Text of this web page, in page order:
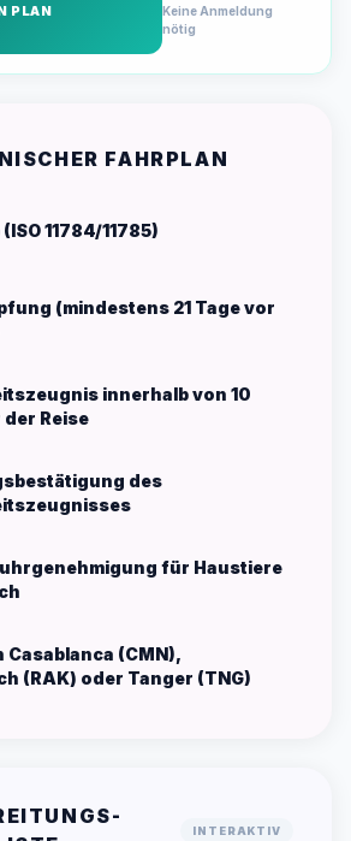
PLAN
Keine Anmeldung
nötig
FAHRPLAN
11784/11785)
(mindestens 21 Tage vor
innerhalb von 10
Reise
des
für Haustiere
(CMN),
(RAK) oder Tanger (TNG)
INTERAKTIV